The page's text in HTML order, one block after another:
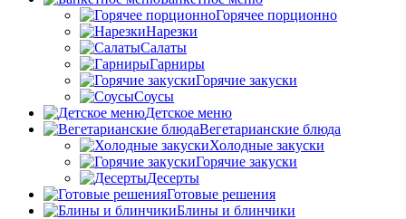
Горячее порционно
Нарезки
Салаты
Гарниры
Горячие закуски
Соусы
Детское меню
Вегетарианские блюда
Холодные закуски
Горячие закуски
Десерты
Готовые решения
Блины и блинчики